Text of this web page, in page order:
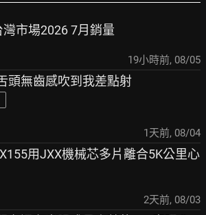
灣市場2026 7月銷量
19小時前, 08/05
頭無齒感吹到我差點射
1天前, 08/04
用JXX機械芯多片離合5K公里心
2天前, 08/03